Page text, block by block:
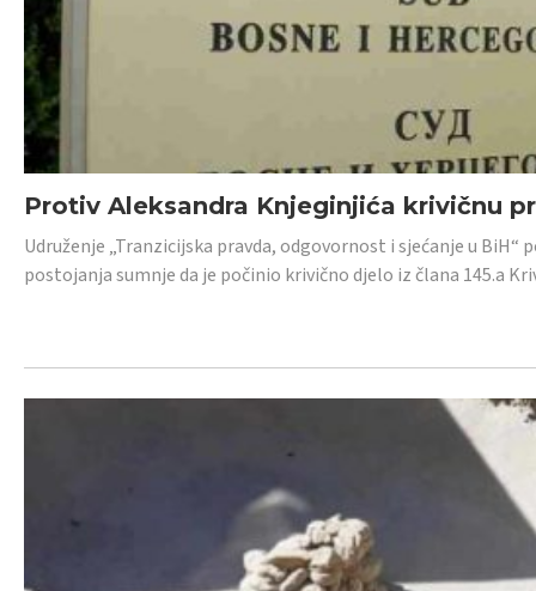
Protiv Aleksandra Knjeginjića krivičnu
Udruženje „Tranzicijska pravda, odgovornost i sjećanje u
postojanja sumnje da je počinio krivično djelo iz člana 145.a